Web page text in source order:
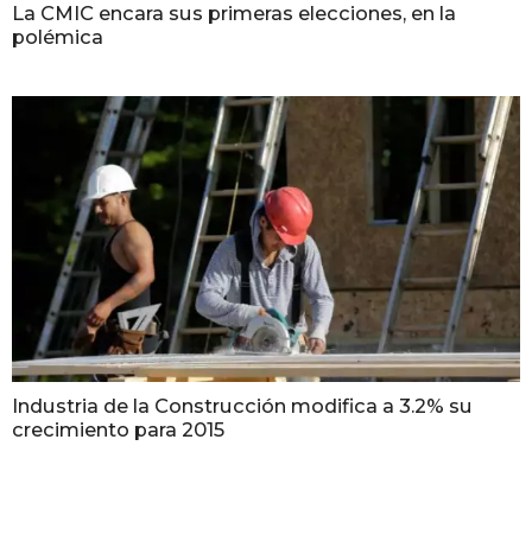
La CMIC encara sus primeras elecciones, en la
polémica
Industria de la Construcción modifica a 3.2% su
crecimiento para 2015